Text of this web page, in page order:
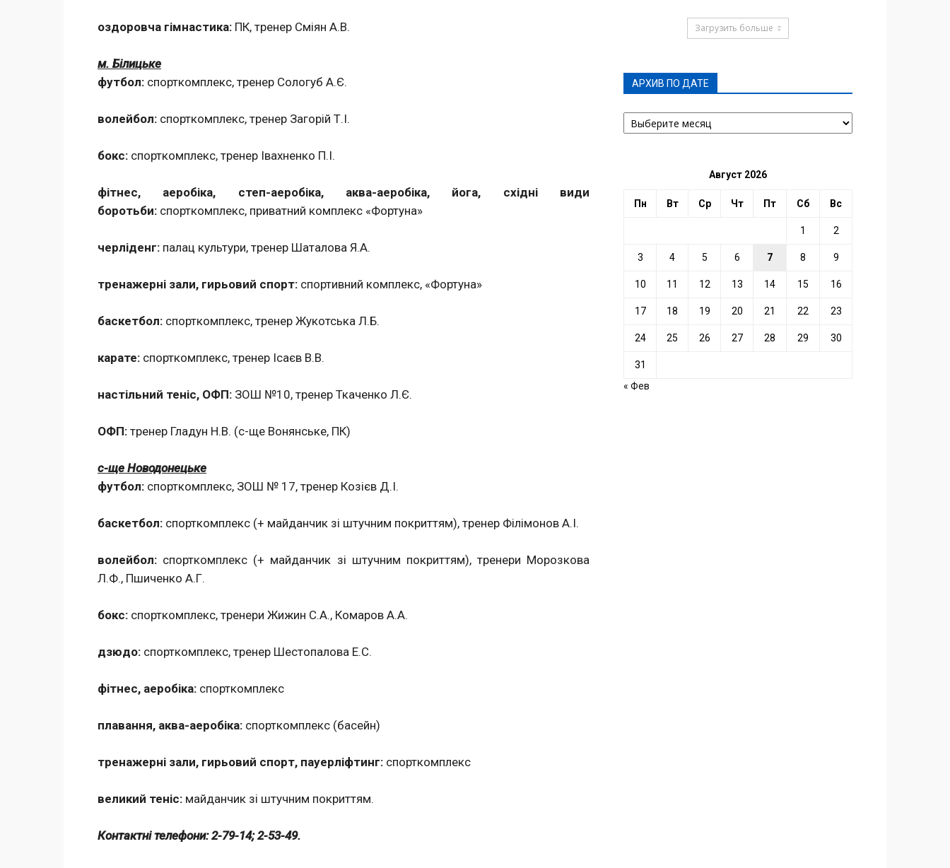
оздоровча гімнастика: ПК, тренер Сміян А.В.
м. Білицьке
футбол: спорткомплекс, тренер Сологуб А.Є.
волейбол: спорткомплекс, тренер Загорій Т.І.
бокс: спорткомплекс, тренер Івахненко П.І.
фітнес, аеробіка, степ-аеробіка, аква-аеробіка, йога, східні види
боротьби: спорткомплекс, приватний комплекс «Фортуна»
черліденг: палац культури, тренер Шаталова Я.А.
тренажерні зали, гирьовий спорт: спортивний комплекс, «Фортуна»
баскетбол: спорткомплекс, тренер Жукотська Л.Б.
карате: спорткомплекс, тренер Ісаєв В.В.
настільний теніс, ОФП: ЗОШ №10, тренер Ткаченко Л.Є.
ОФП: тренер Гладун Н.В. (с-ще Вонянське, ПК)
с-ще Новодонецьке
футбол: спорткомплекс, ЗОШ № 17, тренер Козієв Д.І.
баскетбол: спорткомплекс (+ майданчик зі штучним покриттям), тренер Філімонов А.І.
волейбол: спорткомплекс (+ майданчик зі штучним покриттям), тренери Морозкова
Л.Ф., Пшиченко А.Г.
бокс: спорткомплекс, тренери Жижин С.А., Комаров А.А.
дзюдо: спорткомплекс, тренер Шестопалова Е.С.
фітнес, аеробіка: спорткомплекс
плавання, аква-аеробіка: спорткомплекс (басейн)
тренажерні зали, гирьовий спорт, пауерліфтинг: спорткомплекс
великий теніс: майданчик зі штучним покриттям.
Контактні телефони: 2-79-14; 2-53-49.
Загрузить больше
АРХИВ ПО ДАТЕ
АРХИВ
ПО
Август 2026
Пн Вт Ср Чт Пт Сб Вс
1 2
3 4 5 6 7 8 9
10 11 12 13 14 15 16
17 18 19 20 21 22 23
24 25 26 27 28 29 30
31
« Фев